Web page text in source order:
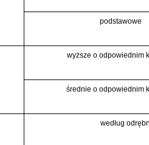
podstawowe
wyższe o odpowiednim
średnie o odpowiednim
według